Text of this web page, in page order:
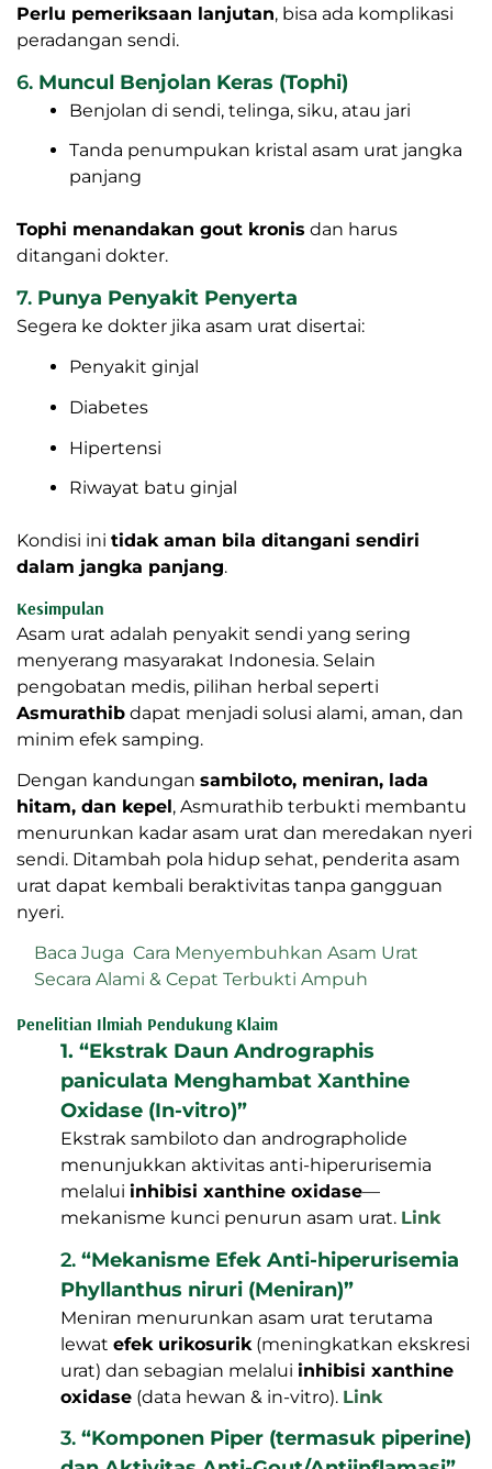
Perlu pemeriksaan lanjutan, bisa ada komplikasi
peradangan sendi.
6. Muncul Benjolan Keras (Tophi)
Benjolan di sendi, telinga, siku, atau jari
Tanda penumpukan kristal asam urat jangka
panjang
Tophi menandakan gout kronis dan harus
ditangani dokter.
7. Punya Penyakit Penyerta
Segera ke dokter jika asam urat disertai:
Penyakit ginjal
Diabetes
Hipertensi
Riwayat batu ginjal
Kondisi ini tidak aman bila ditangani sendiri
dalam jangka panjang.
Kesimpulan
Asam urat adalah penyakit sendi yang sering
menyerang masyarakat Indonesia. Selain
pengobatan medis, pilihan herbal seperti
Asmurathib dapat menjadi solusi alami, aman, dan
minim efek samping.
Dengan kandungan sambiloto, meniran, lada
hitam, dan kepel, Asmurathib terbukti membantu
menurunkan kadar asam urat dan meredakan nyeri
sendi. Ditambah pola hidup sehat, penderita asam
urat dapat kembali beraktivitas tanpa gangguan
nyeri.
Baca Juga Cara Menyembuhkan Asam Urat
Secara Alami & Cepat Terbukti Ampuh
Penelitian Ilmiah Pendukung Klaim
1. “Ekstrak Daun Andrographis
paniculata Menghambat Xanthine
Oxidase (In-vitro)”
Ekstrak sambiloto dan andrographolide
menunjukkan aktivitas anti-hiperurisemia
melalui inhibisi xanthine oxidase—
mekanisme kunci penurun asam urat. Link
2. “Mekanisme Efek Anti-hiperurisemia
Phyllanthus niruri (Meniran)”
Meniran menurunkan asam urat terutama
lewat efek urikosurik (meningkatkan ekskresi
urat) dan sebagian melalui inhibisi xanthine
oxidase (data hewan & in-vitro). Link
3. “Komponen Piper (termasuk piperine)